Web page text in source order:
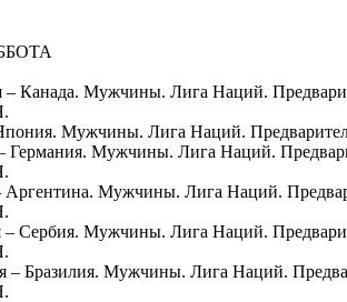
– Канада. Мужчины. Лига Наций.
Мужчины. Лига Наций.
Германия. Мужчины. Лига Наций.
Аргентина. Мужчины. Лига Наций.
– Сербия. Мужчины. Лига Наций.
– Бразилия. Мужчины. Лига Наций.